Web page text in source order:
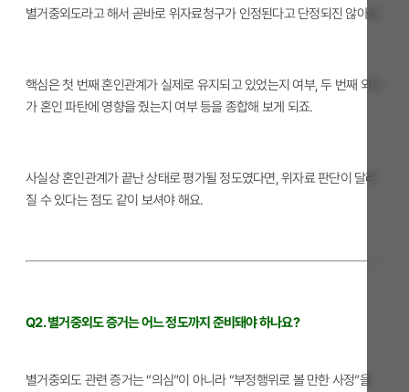
별거중외도라고 해서 곧바로 위자료청구가 인정된다고 단정되진 않아요.
핵심은 첫 번째 혼인관계가 실제로 유지되고 있었는지 여부, 두 번째 외도
가 혼인 파탄에 영향을 줬는지 여부 등을 종합해 보게 되죠.
사실상 혼인관계가 끝난 상태로 평가될 정도였다면, 위자료 판단이 달라
질 수 있다는 점도 같이 보셔야 해요.
Q2. 별거중외도 증거는 어느 정도까지 준비돼야 하나요?
별거중외도 관련 증거는 “의심”이 아니라 “부정행위로 볼 만한 사정”을